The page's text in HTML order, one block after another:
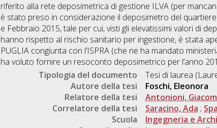
riferito alla rete deposimetrica di gestione ILVA (per
è stato preso in considerazione il deposimetro del
e Febbraio 2015, tale per cui, visti gli elevatissimi valori di
hanno rispetto al rischio sanitario per ingestione, è stata
PUGLIA congiunta con l’ISPRA (che ne ha mandato
ha voluto fornire un resoconto deposimetrico per l’anno
Tipologia del documento
Tesi di laurea
Autore della tesi
Foschi, Eleonora
Relatore della tesi
Antonioni,
Correlatore della tesi
Saracino, Ada ;
Scuola
Ingegneria e